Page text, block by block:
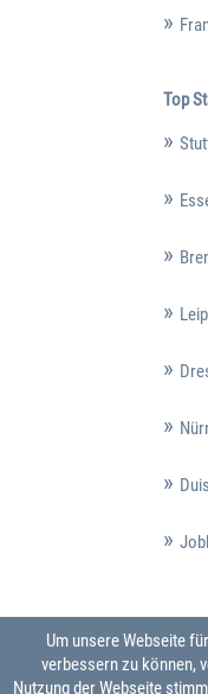
Top
Um unsere Webseite
verbessern zu können,
Nutzung der Webseite